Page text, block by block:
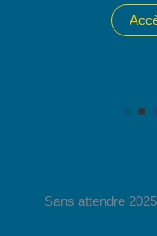
Sans attendre